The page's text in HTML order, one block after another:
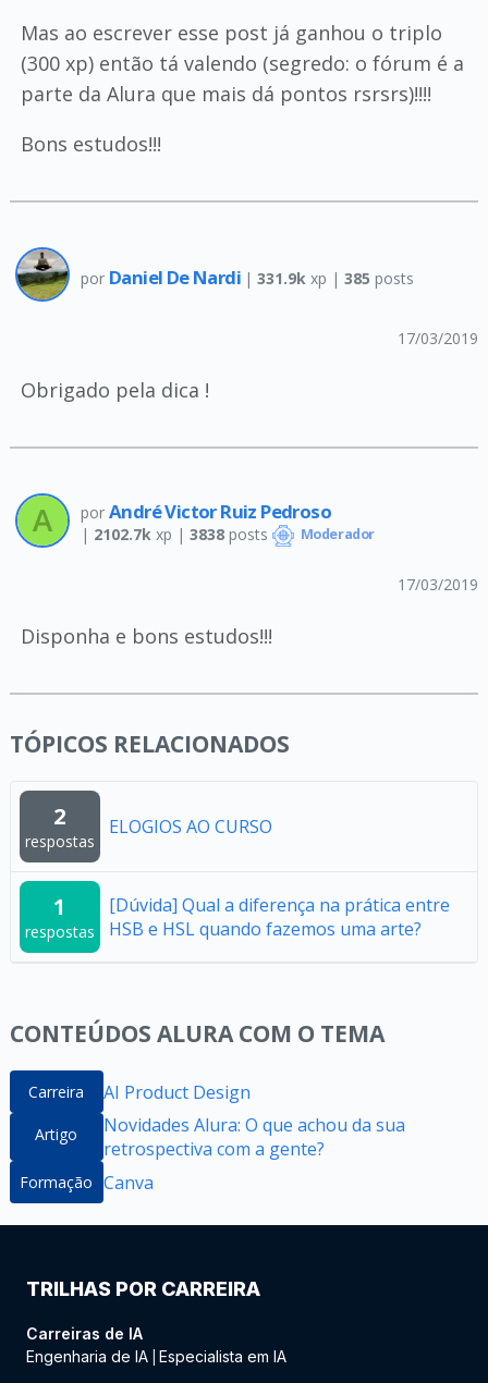
Mas ao escrever esse post já ganhou o triplo
(300 xp) então tá valendo (segredo: o fórum é a
parte da Alura que mais dá pontos rsrsrs)!!!!
Bons estudos!!!
por Daniel De Nardi |331.9k xp |385 posts
17/03/2019
Obrigado pela dica !
por André Victor Ruiz Pedroso
| 2102.7k xp | 3838posts Moderador
17/03/2019
Disponha e bons estudos!!!
TÓPICOS RELACIONADOS
2
respostas
ELOGIOS AO CURSO
1
respostas
[Dúvida] Qual a diferença na prática entre
HSB e HSL quando fazemos uma arte?
CONTEÚDOS ALURA COM O TEMA
Carreira AI Product Design
Artigo
Novidades Alura: O que achou da sua
retrospectiva com a gente?
Formação Canva
TRILHAS POR CARREIRA
Carreiras de IA
Engenharia de IA Especialista em IA